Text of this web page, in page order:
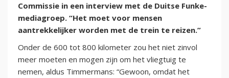
Commissie in een interview met de Duitse Funke-
mediagroep. “Het moet voor mensen
aantrekkelijker worden met de trein te reizen.”
Onder de 600 tot 800 kilometer zou het niet zinvol
meer moeten en mogen zijn om het vliegtuig te
nemen, aldus Timmermans: “Gewoon, omdat het